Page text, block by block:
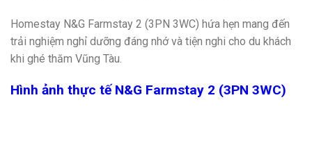
Homestay N&G Farmstay 2 (3PN 3WC) hứa hẹn mang đến
trải nghiệm nghỉ dưỡng đáng nhớ và tiện nghi cho du khách
khi ghé thăm Vũng Tàu.
Hình ảnh thực tế N&G Farmstay 2 (3PN 3WC)